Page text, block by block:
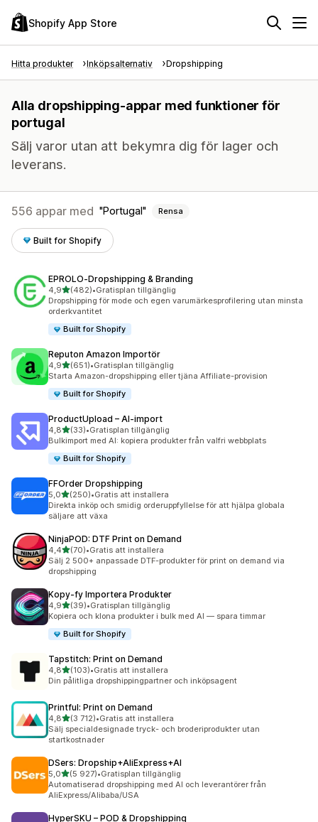
Shopify App Store
Hitta produkter Inköpsalternativ Dropshipping
Alla dropshipping-appar med funktioner för
portugal
Sälj varor utan att bekymra dig för lager och
leverans.
556 appar med Portugal Rensa
Built for Shopify
EPROLO‑Dropshipping & Branding
4,9av 5 stjärnor
(482)
482 recensioner totalt
•Gratisplan tillgänglig
Dropshipping för mode och egen varumärkesprofilering utan minsta
orderkvantitet
Built for Shopify
Reputon Amazon Importör
4,9av 5 stjärnor
(651)
651 recensioner totalt
•Gratisplan tillgänglig
Starta Amazon-dropshipping eller tjäna Affiliate-provision
Built for Shopify
ProductUpload – AI‑import
4,8av 5 stjärnor
(33)
33 recensioner totalt
•Gratisplan tillgänglig
Bulkimport med AI: kopiera produkter från valfri webbplats
Built for Shopify
FFOrder Dropshipping
5,0av 5 stjärnor
(250)
250 recensioner totalt
•Gratis att installera
Direkta inköp och smidig orderuppfyllelse för att hjälpa globala
säljare att växa
NinjaPOD: DTF Print on Demand
4,4av 5 stjärnor
(70)
70 recensioner totalt
•Gratis att installera
Sälj 2 500+ anpassade DTF-produkter för print on demand via
dropshipping
Kopy‑fy Importera Produkter
4,9av 5 stjärnor
(39)
39 recensioner totalt
•Gratisplan tillgänglig
Kopiera och klona produkter i bulk med AI — spara timmar
Built for Shopify
Tapstitch: Print on Demand
4,8av 5 stjärnor
(103)
103 recensioner totalt
•Gratis att installera
Din pålitliga dropshippingpartner och inköpsagent
Printful: Print on Demand
4,8av 5 stjärnor
(3 712)
3712 recensioner totalt
•Gratis att installera
Sälj specialdesignade tryck- och broderiprodukter utan
startkostnader
DSers: Dropship+AliExpress+AI
5,0av 5 stjärnor
(5 927)
5927 recensioner totalt
•Gratisplan tillgänglig
Automatiserad dropshipping med AI och leverantörer från
AliExpress/Alibaba/USA
HyperSKU – POD & Dropshipping